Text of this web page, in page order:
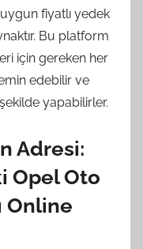
fiyatlı yedek
Bu platform
için gereken her
edebilir ve
şekilde yapabilirler.
Adresi:
Opel Oto
Online